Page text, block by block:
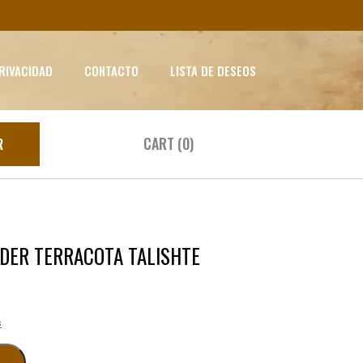
CONTACTO LISTA DE DESEOS
CART (0)
TERRACOTA TALISHTE